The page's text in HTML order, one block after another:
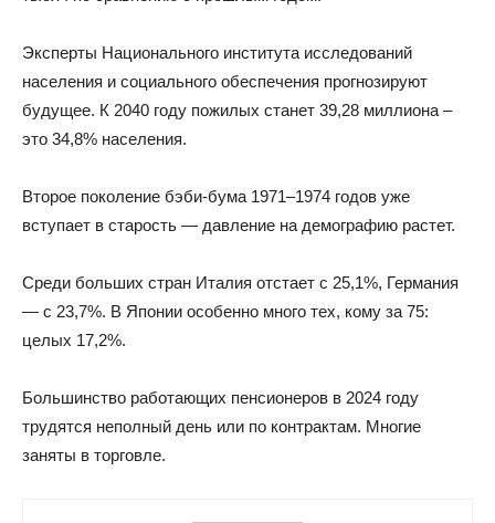
Эксперты Национального института исследований
населения и социального обеспечения прогнозируют
будущее. К 2040 году пожилых станет 39,28 миллиона –
это 34,8% населения.
Второе поколение бэби-бума 1971–1974 годов уже
вступает в старость — давление на демографию растет.
Среди больших стран Италия отстает с 25,1%, Германия
— с 23,7%. В Японии особенно много тех, кому за 75:
целых 17,2%.
Большинство работающих пенсионеров в 2024 году
трудятся неполный день или по контрактам. Многие
заняты в торговле.